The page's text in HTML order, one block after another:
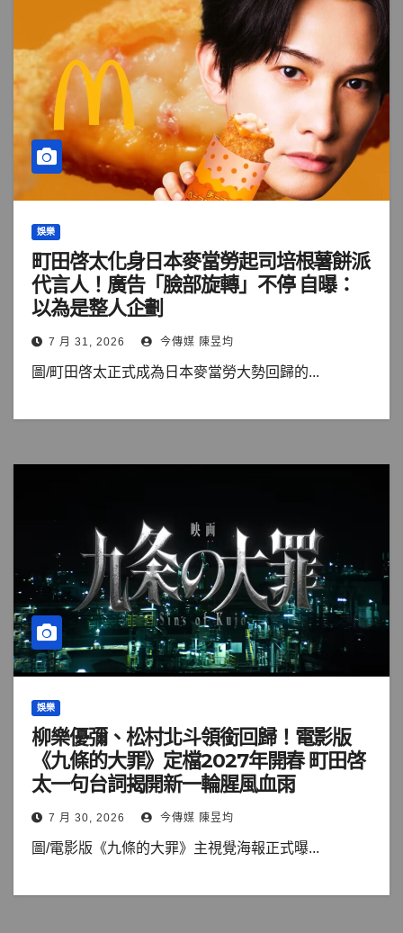
娛樂
町田啓太化身日本麥當勞起司培根薯餅派
代言人！廣告「臉部旋轉」不停 自曝：
以為是整人企劃
7 月 31, 2026 今傳媒 陳昱均
圖/町田啓太正式成為日本麥當勞大勢回歸的...
娛樂
柳樂優彌、松村北斗領銜回歸！電影版
《九條的大罪》定檔2027年開春 町田啓
太一句台詞揭開新一輪腥風血雨
7 月 30, 2026 今傳媒 陳昱均
圖/電影版《九條的大罪》主視覺海報正式曝...